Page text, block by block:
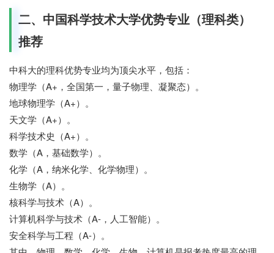
二、中国科学技术大学优势专业（理科类）
推荐
中科大的理科优势专业均为顶尖水平，包括：
物理学（A+，全国第一，量子物理、凝聚态）。
地球物理学（A+）。
天文学（A+）。
科学技术史（A+）。
数学（A，基础数学）。
化学（A，纳米化学、化学物理）。
生物学（A）。
核科学与技术（A）。
计算机科学与技术（A-，人工智能）。
安全科学与工程（A-）。